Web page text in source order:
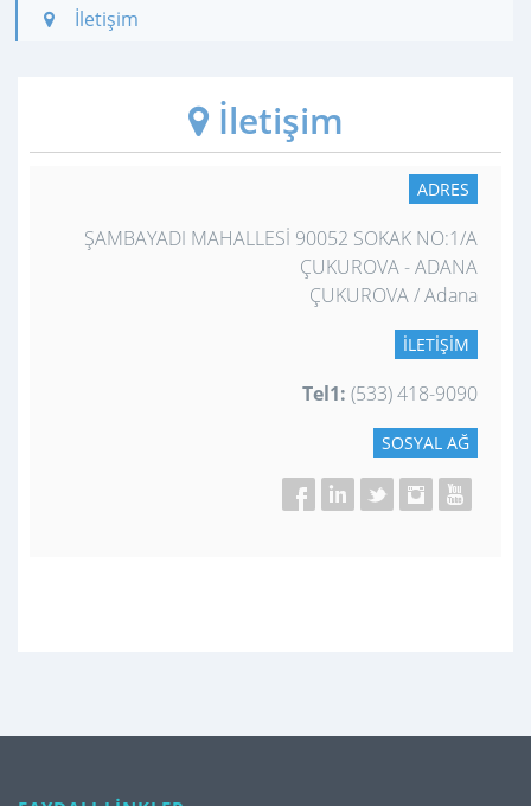
İletişim
İletişim
ADRES
ŞAMBAYADI MAHALLESİ 90052 SOKAK NO:1/A
ÇUKUROVA - ADANA
ÇUKUROVA / Adana
İLETIŞIM
Tel1: (533) 418-9090
SOSYAL AĞ